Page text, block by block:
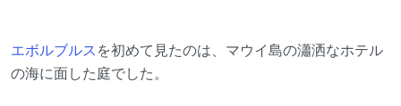
エボルブルスを初めて見たのは、マウイ島の瀟洒なホテル
の海に面した庭でした。